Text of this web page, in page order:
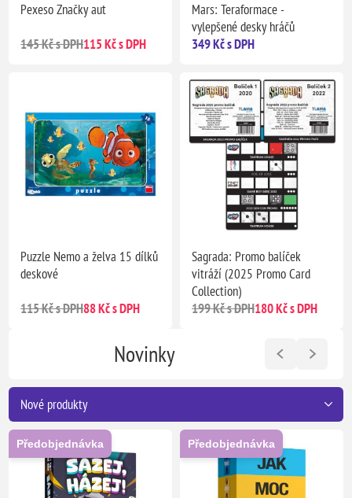
Pexeso Značky aut
145 Kč s DPH115 Kč s DPH
Mars: Teraformace -
vylepšené desky hráčů
349 Kč s DPH
Puzzle Nemo a želva 15 dílků
deskové
115 Kč s DPH88 Kč s DPH
Sagrada: Promo balíček
vitráží (2025 Promo Card
Collection)
199 Kč s DPH180 Kč s DPH
Novinky
Předobjednávka Předobjednávka